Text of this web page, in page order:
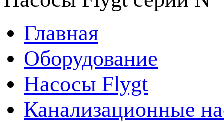
Главная
Оборудование
Насосы Flygt
Канализационные